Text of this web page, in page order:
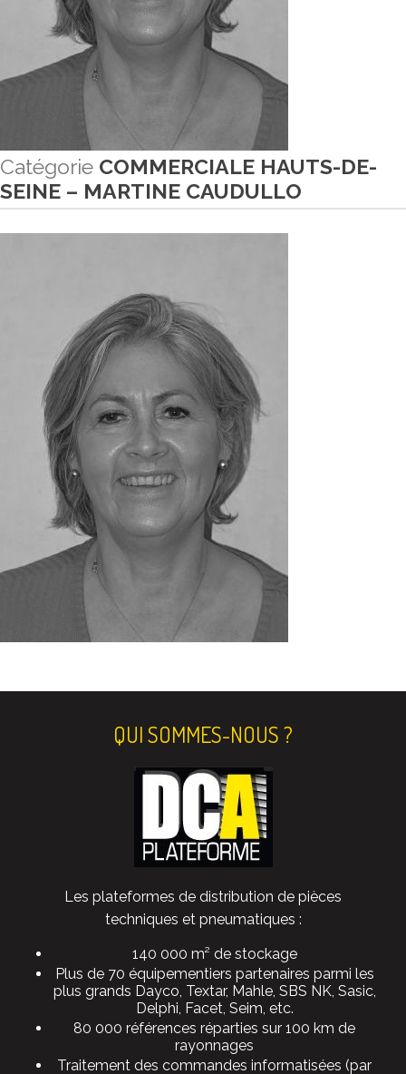
Catégorie COMMERCIALE HAUTS-DE-
SEINE – MARTINE CAUDULLO
QUI SOMMES-NOUS ?
Les plateformes de distribution de pièces
techniques et pneumatiques :
140 000 m² de stockage
Plus de 70 équipementiers partenaires parmi les
plus grands Dayco, Textar, Mahle, SBS NK, Sasic,
Delphi, Facet, Seim, etc.
80 000 références réparties sur 100 km de
rayonnages
Traitement des commandes informatisées (par